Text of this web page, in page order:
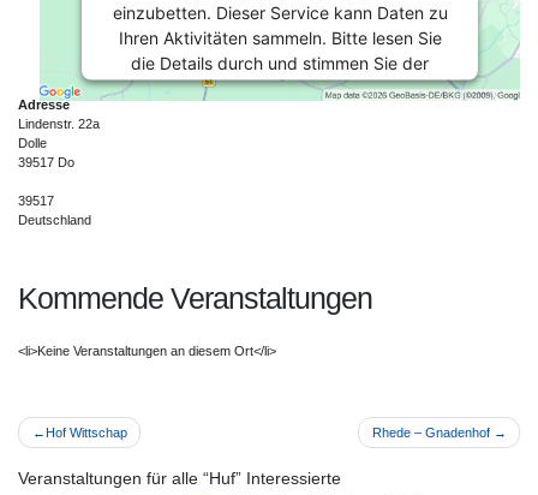
einzubetten. Dieser Service kann Daten zu
Ihren Aktivitäten sammeln. Bitte lesen Sie
die Details durch und stimmen Sie der
Nutzung des Service zu, um diese Karte
Powered byUsercentrics Consent
Management Platform
Adresse
Lindenstr. 22a
Dolle
39517 Do
39517
Deutschland
Kommende Veranstaltungen
<li>Keine Veranstaltungen an diesem Ort</li>
Beitragsnavigation
Hof Wittschap Rhede – Gnadenhof
Veranstaltungen für alle “Huf” Interessierte